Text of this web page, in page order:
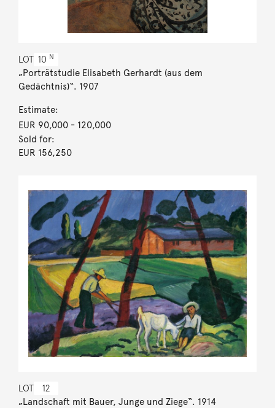
LOT 10 N
„Porträtstudie Elisabeth Gerhardt (aus dem
Gedächtnis)“. 1907
Estimate:
EUR 90,000- 120,000
Sold for:
EUR 156,250
LOT 12
„Landschaft mit Bauer, Junge und Ziege“. 1914